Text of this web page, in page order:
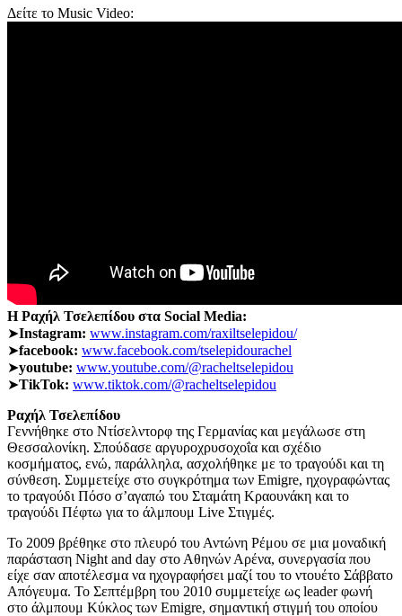
Δείτε το Music Video:
Η Ραχήλ Τσελεπίδου στα Social Media:
➤Instagram: www.instagram.com/raxiltselepidou/
➤facebook: www.facebook.com/tselepidourachel
➤youtube: www.youtube.com/@racheltselepidou
➤TikTok: www.tiktok.com/@racheltselepidou
Ραχήλ Τσελεπίδου
Γεννήθηκε στο Ντίσελντορφ της Γερμανίας και μεγάλωσε στη
Θεσσαλονίκη. Σπούδασε αργυροχρυσοχοΐα και σχέδιο
κοσμήματος, ενώ, παράλληλα, ασχολήθηκε με το τραγούδι και τη
σύνθεση. Συμμετείχε στο συγκρότημα των Emigre, ηχογραφώντας
το τραγούδι Πόσο σ’αγαπώ του Σταμάτη Κραουνάκη και το
τραγούδι Πέφτω για το άλμπουμ Live Στιγμές.
Το 2009 βρέθηκε στο πλευρό του Αντώνη Ρέμου σε μια μοναδική
παράσταση Night and day στο Αθηνών Αρένα, συνεργασία που
είχε σαν αποτέλεσμα να ηχογραφήσει μαζί του το ντουέτο Σάββατο
Απόγευμα. To Σεπτέμβρη του 2010 συμμετείχε ως leader φωνή
στο άλμπουμ Κύκλος των Εmigre, σημαντική στιγμή του οποίου